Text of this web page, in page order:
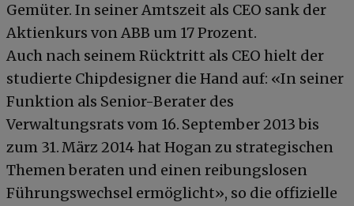
Gemüter. In seiner Amtszeit als CEO sank der
Aktienkurs von ABB um 17 Prozent.
Auch nach seinem Rücktritt als CEO hielt der
studierte Chipdesigner die Hand auf: «In seiner
Funktion als Senior-Berater des
Verwaltungsrats vom 16. September 2013 bis
zum 31. März 2014 hat Hogan zu strategischen
Themen beraten und einen reibungslosen
Führungswechsel ermöglicht», so die offizielle